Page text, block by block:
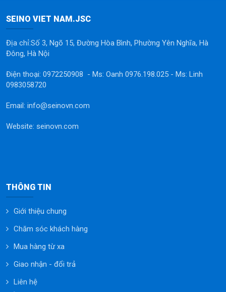
SEINO VIET NAM.JSC
Địa chỉ:Số 3, Ngõ 15, Đường Hòa Bình, Phường Yên Nghĩa, Hà
Đông, Hà Nội
Điện thoại: 0972250908 - Ms: Oanh 0976.198.025 - Ms: Linh
0983058720
Email: info@seinovn.com
Website: seinovn.com
THÔNG TIN
Giới thiệu chung
Chăm sóc khách hàng
Mua hàng từ xa
Giao nhận - đổi trả
Liên hệ